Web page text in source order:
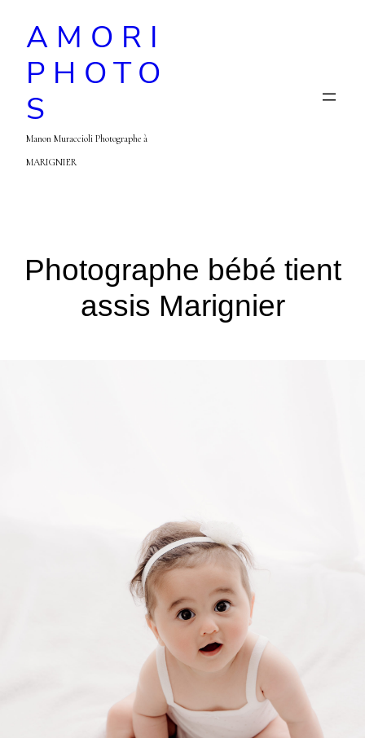
AMORI
PHOTO
S
Manon Muraccioli Photographe à
MARIGNIER
Photographe bébé tient
assis Marignier